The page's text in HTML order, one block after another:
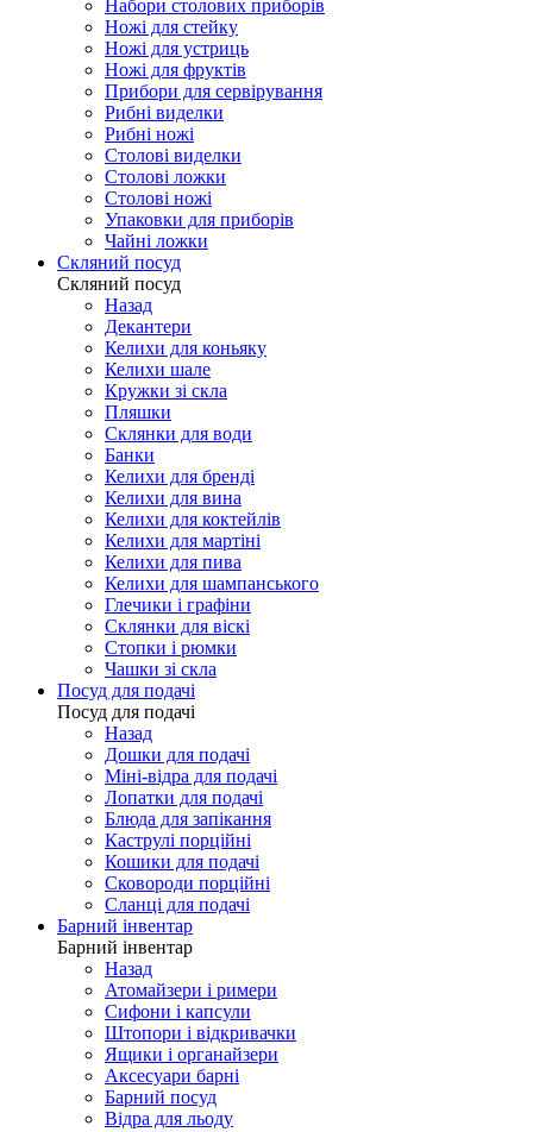
Набори столових приборів
Ножі для стейку
Ножі для устриць
Ножі для фруктів
Прибори для сервірування
Рибні виделки
Рибні ножі
Столові виделки
Столові ложки
Столові ножі
Упаковки для приборів
Чайні ложки
Скляний посуд
Скляний посуд
Назад
Декантери
Келихи для коньяку
Келихи шале
Кружки зі скла
Пляшки
Склянки для води
Банки
Келихи для бренді
Келихи для вина
Келихи для коктейлів
Келихи для мартіні
Келихи для пива
Келихи для шампанського
Глечики і графіни
Склянки для віскі
Стопки і рюмки
Чашки зі скла
Посуд для подачі
Посуд для подачі
Назад
Дошки для подачі
Міні-відра для подачі
Лопатки для подачі
Блюда для запікання
Каструлі порційні
Кошики для подачі
Сковороди порційні
Сланці для подачі
Барний інвентар
Барний інвентар
Назад
Атомайзери і римери
Сифони і капсули
Штопори і відкривачки
Ящики і органайзери
Аксесуари барні
Барний посуд
Відра для льоду